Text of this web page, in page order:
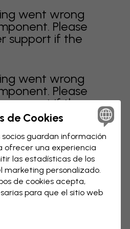
went wrong
Please
support if the
went wrong
Please
support if the
de 7 páginas
de Cookies
guardan información
ofrecer una experiencia
las estadísticas de los
marketing personalizado.
de cookies acepta,
para que el sitio web